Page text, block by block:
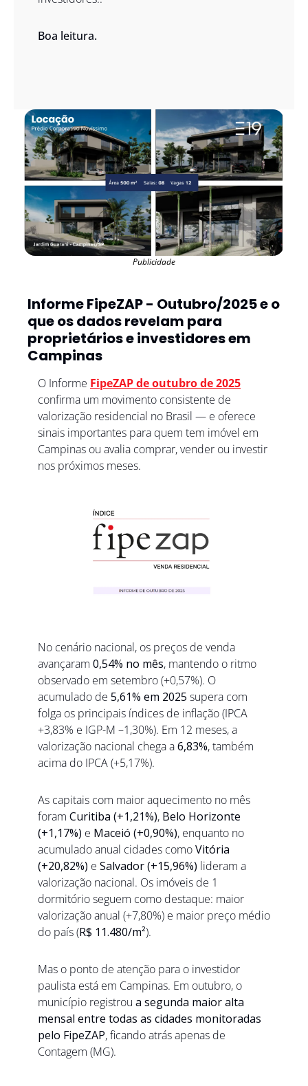
Boa leitura.
Publicidade
Informe FipeZAP - Outubro/2025 e o
que os dados revelam para
proprietários e investidores em
Campinas
O Informe FipeZAP de outubro de 2025
confirma um movimento consistente de
valorização residencial no Brasil — e oferece
sinais importantes para quem tem imóvel em
Campinas ou avalia comprar, vender ou investir
nos próximos meses.
No cenário nacional, os preços de venda
avançaram 0,54% no mês, mantendo o ritmo
observado em setembro (+0,57%). O
acumulado de 5,61% em 2025 supera com
folga os principais índices de inflação (IPCA
+3,83% e IGP-M –1,30%). Em 12 meses, a
valorização nacional chega a 6,83%, também
acima do IPCA (+5,17%).
As capitais com maior aquecimento no mês
foram Curitiba (+1,21%), Belo Horizonte
(+1,17%) e Maceió (+0,90%), enquanto no
acumulado anual cidades como Vitória
(+20,82%) e Salvador (+15,96%) lideram a
valorização nacional. Os imóveis de 1
dormitório seguem como destaque: maior
valorização anual (+7,80%) e maior preço médio
do país (R$ 11.480/m²).
Mas o ponto de atenção para o investidor
paulista está em Campinas. Em outubro, o
município registrou a segunda maior alta
mensal entre todas as cidades monitoradas
pelo FipeZAP, ficando atrás apenas de
Contagem (MG).